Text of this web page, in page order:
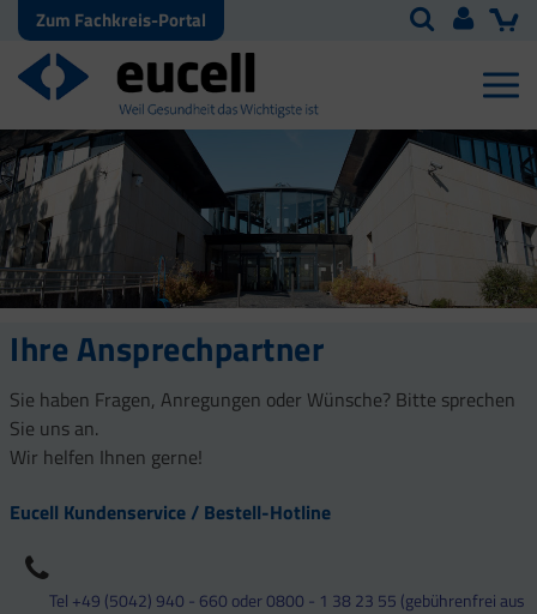
Zum Fachkreis-Portal
Ihre Ansprechpartner
Sie haben Fragen, Anregungen oder Wünsche? Bitte sprechen
Sie uns an.
Wir helfen Ihnen gerne!
Eucell Kundenservice / Bestell-Hotline
Tel +49 (5042) 940 - 660 oder 0800 - 1 38 23 55 (gebührenfrei aus